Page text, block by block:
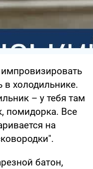
в холодильнике.
– у тебя там
помидорка. Все
на
батон,